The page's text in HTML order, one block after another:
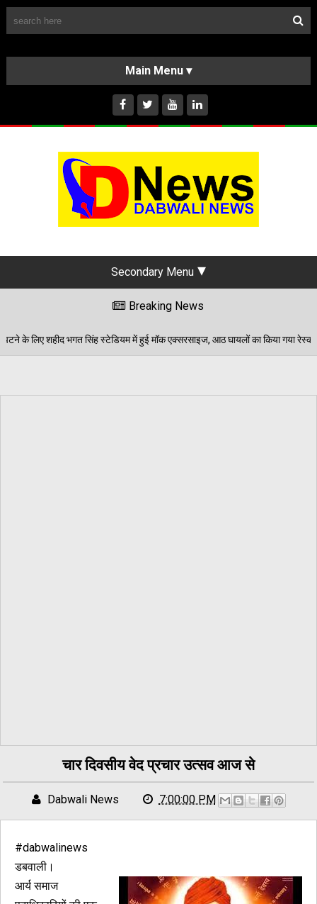
HOME
ABOUT US
INSTAGRAM
Secondary Menu
Breaking News
में हुई मॉक एक्सरसाइज, आठ घायलों का किया गया रेस्क्यू 06/08/2026
चार दिवसीय वेद प्रचार उत्सव आज से
Dabwali News 7:00:00 PM
#dabwalinews
डबवाली।
आर्य समाज